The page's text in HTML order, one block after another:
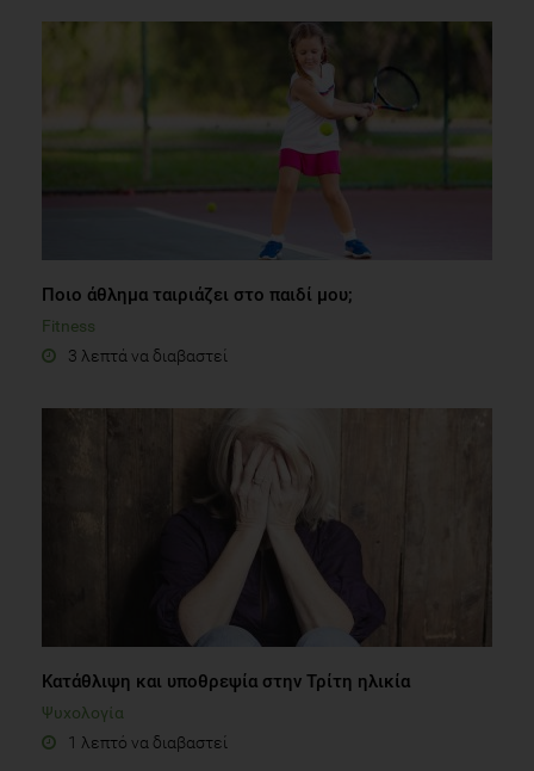
Ποιο άθλημα ταιριάζει στο παιδί μου;
Fitness
3 λεπτά να διαβαστεί
Κατάθλιψη και υποθρεψία στην Τρίτη ηλικία
Ψυχολογία
1 λεπτό να διαβαστεί